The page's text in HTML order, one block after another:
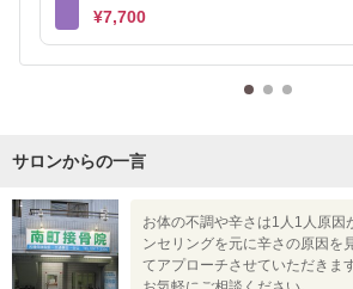
¥7,700
サロンからの一言
お体の不調や辛さは1人1人原因
ンセリングを元に辛さの原因を
てアプローチさせていただきま